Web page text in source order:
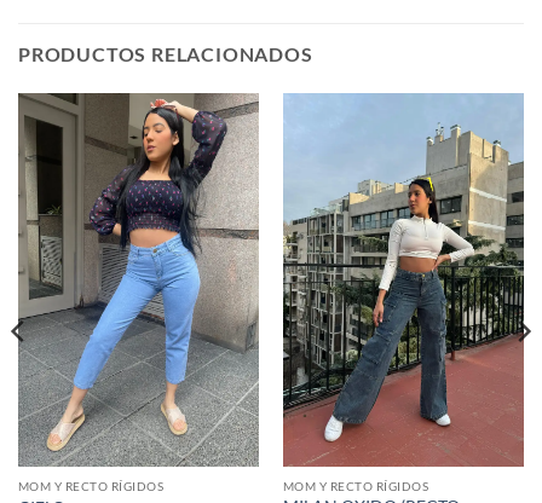
PRODUCTOS RELACIONADOS
MOM Y RECTO RÍGIDOS MOM Y RECTO RÍGIDOS